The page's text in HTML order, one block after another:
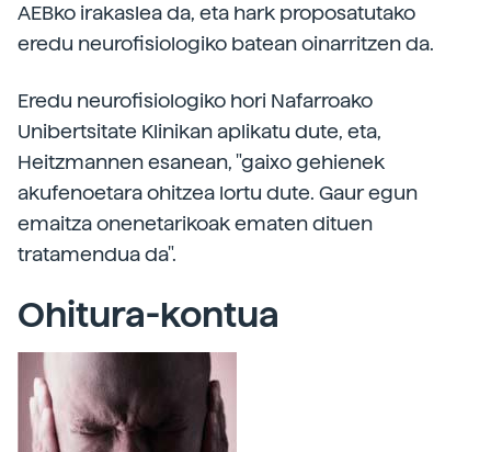
AEBko irakaslea da, eta hark proposatutako
eredu neurofisiologiko batean oinarritzen da.
Eredu neurofisiologiko hori Nafarroako
Unibertsitate Klinikan aplikatu dute, eta,
Heitzmannen esanean, "gaixo gehienek
akufenoetara ohitzea lortu dute. Gaur egun
emaitza onenetarikoak ematen dituen
tratamendua da".
Ohitura-kontua